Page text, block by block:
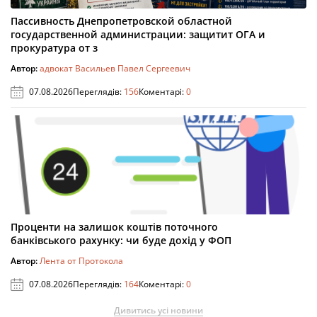
Пассивность Днепропетровской областной
государственной администрации: защитит ОГА и
прокуратура от з
Автор:адвокат Васильев Павел Сергеевич
07.08.2026Переглядів: 156Коментарі:0
Проценти на залишок коштів поточного
банківського рахунку: чи буде дохід у ФОП
Автор:Лента от Протокола
07.08.2026Переглядів: 164Коментарі:0
Дивитись усі новини